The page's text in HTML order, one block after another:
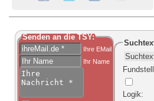
Senden an die TSY:
Ihre EMail
Ihr Name
Logik: